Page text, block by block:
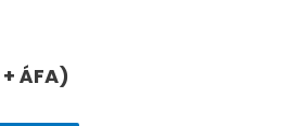
+ ÁFA)